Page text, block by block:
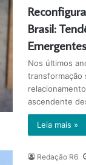
Brasil:
Emergentes
Nos últimos
transformação
ascendente
Leia mais »
Redação R6